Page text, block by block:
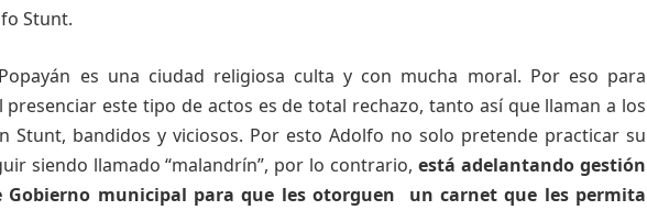
Stunt.
es una ciudad religiosa culta y con mucha moral. Por eso para
presenciar este tipo de actos es de total rechazo, tanto así que llaman a los
Stunt, bandidos y viciosos. Por esto Adolfo no solo pretende practicar su
siendo llamado “malandrín”, por lo contrario,está adelantando gestión
Gobierno municipal para que les otorguen un carnet que les permita